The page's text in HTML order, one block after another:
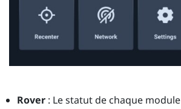
Rover: Le statut de chaque module